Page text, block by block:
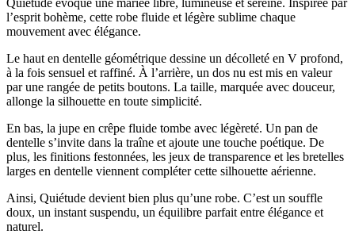
Quiétude évoque une mariée libre, lumineuse et sereine. Inspirée par
l’esprit bohème, cette robe fluide et légère sublime chaque
mouvement avec élégance.
Le haut en dentelle géométrique dessine un décolleté en V profond,
à la fois sensuel et raffiné. À l’arrière, un dos nu est mis en valeur
par une rangée de petits boutons. La taille, marquée avec douceur,
allonge la silhouette en toute simplicité.
En bas, la jupe en crêpe fluide tombe avec légèreté. Un pan de
dentelle s’invite dans la traîne et ajoute une touche poétique. De
plus, les finitions festonnées, les jeux de transparence et les bretelles
larges en dentelle viennent compléter cette silhouette aérienne.
Ainsi, Quiétude devient bien plus qu’une robe. C’est un souffle
doux, un instant suspendu, un équilibre parfait entre élégance et
naturel.